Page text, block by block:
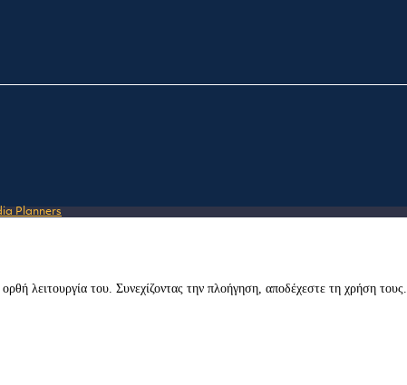
Planners
λειτουργία του. Συνεχίζοντας την πλοήγηση, αποδέχεστε τη χρήση τους.